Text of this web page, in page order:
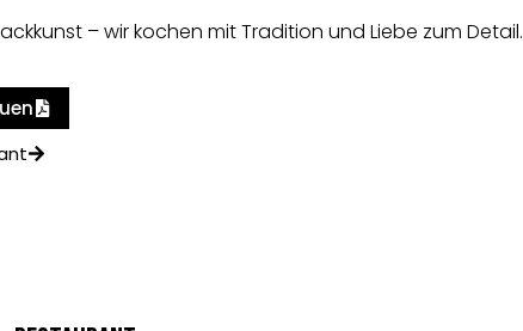
– wir kochen mit Tradition und Liebe zum Detail.